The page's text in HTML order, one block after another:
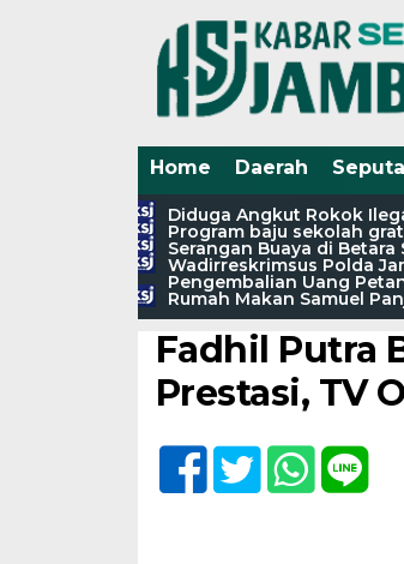
Home Daerah
Diduga Angkut Rokok
Program baju sekolah
Serangan Buaya di
Wadirreskrimsus Polda
Pengembalian Uang
Rumah Makan Samuel
Home /Daerah/Seputar Jambi
Sabtu, 21 September 2024 - 16:05
Fadhil Putra
Prestasi, TV